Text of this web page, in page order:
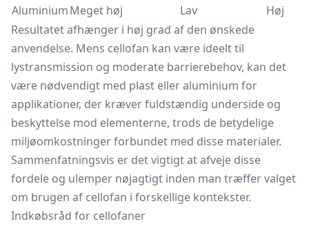
AluminiumMeget høj Lav
Høj
Resultatet afhænger i høj grad af den ønskede
anvendelse. Mens cellofan kan være ideelt til
lystransmission og moderate barrierebehov, kan det
være nødvendigt med plast eller aluminium for
applikationer, der kræver fuldstændig underside og
beskyttelse mod elementerne, trods de betydelige
miljøomkostninger forbundet med disse materialer.
Sammenfatningsvis er det vigtigt at afveje disse
fordele og ulemper nøjagtigt inden man træffer valget
om brugen af cellofan i forskellige kontekster.
Indkøbsråd for cellofaner